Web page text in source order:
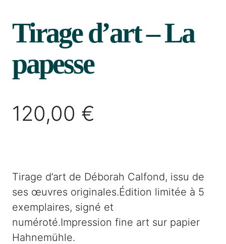
Tirage d’art – La
papesse
120,00 €
Tirage d’art de Déborah Calfond, issu de
ses œuvres originales.Édition limitée à 5
exemplaires, signé et
numéroté.Impression fine art sur papier
Hahnemühle.